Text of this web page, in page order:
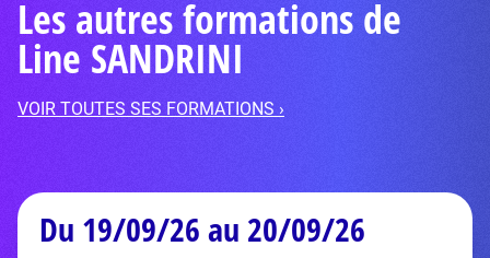
Les autres formations de
Line SANDRINI
VOIR TOUTES SES FORMATIONS ›
Du 19/09/26 au 20/09/26